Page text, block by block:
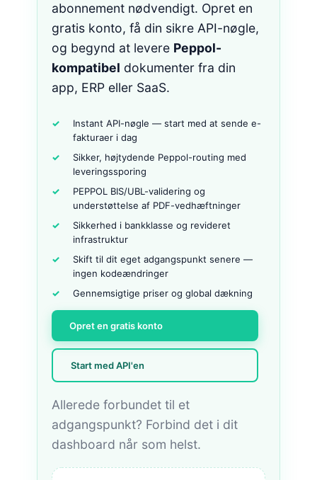
abonnement nødvendigt. Opret en
gratis konto, få din sikre API-nøgle,
og begynd at levere Peppol-
kompatibel dokumenter fra din
app, ERP eller SaaS.
Instant API-nøgle — start med at sende e-
fakturaer i dag
Sikker, højtydende Peppol-routing med
leveringssporing
PEPPOL BIS/UBL-validering og
understøttelse af PDF-vedhæftninger
Sikkerhed i bankklasse og revideret
infrastruktur
Skift til dit eget adgangspunkt senere —
ingen kodeændringer
Gennemsigtige priser og global dækning
Opret en gratis konto
Start med API'en
Allerede forbundet til et
adgangspunkt? Forbind det i dit
dashboard når som helst.